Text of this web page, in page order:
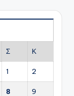
Σ Κ
1 2
8 9